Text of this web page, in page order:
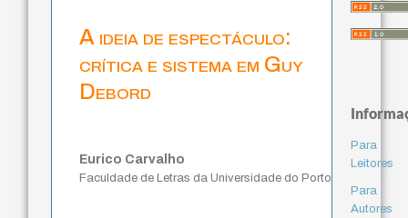
A ideia de espectáculo:
crítica e sistema em Guy
Debord
Eurico Carvalho
Faculdade de Letras da Universidade do Porto
Para
Leitores
Para
Autores